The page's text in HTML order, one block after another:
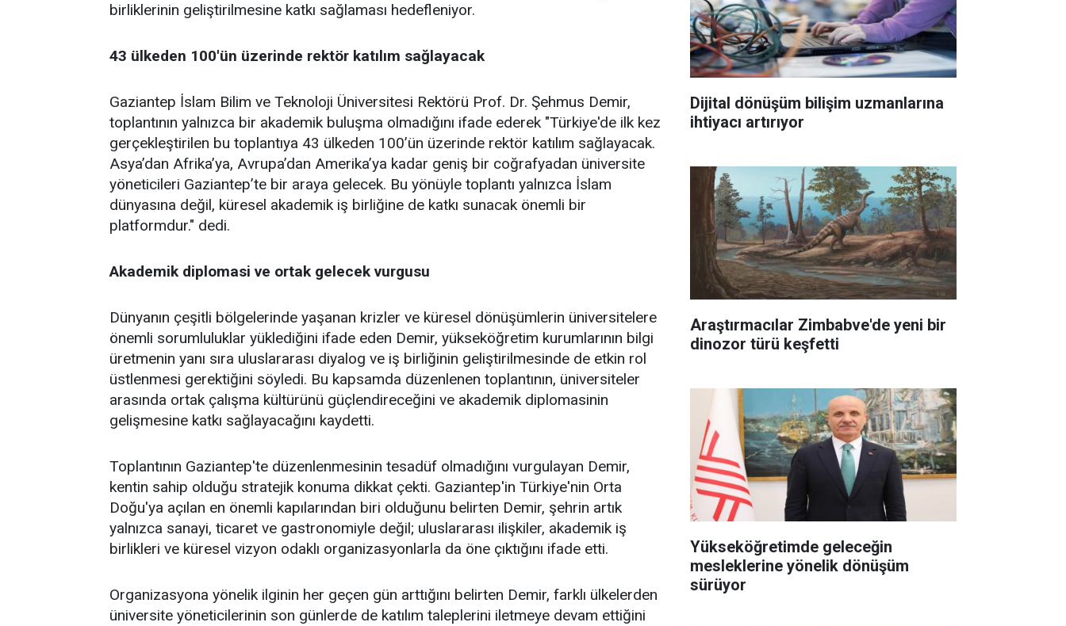
birliklerinin geliştirilmesine katkı sağlaması hedefleniyor.
43 ülkeden 100'ün üzerinde rektör katılım sağlayacak
Gaziantep İslam Bilim ve Teknoloji Üniversitesi Rektörü Prof. Dr. Şehmus Demir,
toplantının yalnızca bir akademik buluşma olmadığını ifade ederek "Türkiye'de ilk kez
gerçekleştirilen bu toplantıya 43 ülkeden 100’ün üzerinde rektör katılım sağlayacak.
Asya’dan Afrika’ya, Avrupa’dan Amerika’ya kadar geniş bir coğrafyadan üniversite
yöneticileri Gaziantep’te bir araya gelecek. Bu yönüyle toplantı yalnızca İslam
dünyasına değil, küresel akademik iş birliğine de katkı sunacak önemli bir
platformdur." dedi.
Akademik diplomasi ve ortak gelecek vurgusu
Dünyanın çeşitli bölgelerinde yaşanan krizler ve küresel dönüşümlerin üniversitelere
önemli sorumluluklar yüklediğini ifade eden Demir, yükseköğretim kurumlarının bilgi
üretmenin yanı sıra uluslararası diyalog ve iş birliğinin geliştirilmesinde de etkin rol
üstlenmesi gerektiğini söyledi. Bu kapsamda düzenlenen toplantının, üniversiteler
arasında ortak çalışma kültürünü güçlendireceğini ve akademik diplomasinin
gelişmesine katkı sağlayacağını kaydetti.
Toplantının Gaziantep'te düzenlenmesinin tesadüf olmadığını vurgulayan Demir,
kentin sahip olduğu stratejik konuma dikkat çekti. Gaziantep'in Türkiye'nin Orta
Doğu'ya açılan en önemli kapılarından biri olduğunu belirten Demir, şehrin artık
yalnızca sanayi, ticaret ve gastronomiyle değil; uluslararası ilişkiler, akademik iş
birlikleri ve küresel vizyon odaklı organizasyonlarla da öne çıktığını ifade etti.
Organizasyona yönelik ilginin her geçen gün arttığını belirten Demir, farklı ülkelerden
üniversite yöneticilerinin son günlerde de katılım taleplerini iletmeye devam ettiğini
Dijital dönüşüm bilişim uzmanlarına
ihtiyacı artırıyor
Araştırmacılar Zimbabve'de yeni bir
dinozor türü keşfetti
Yükseköğretimde geleceğin
mesleklerine yönelik dönüşüm
sürüyor